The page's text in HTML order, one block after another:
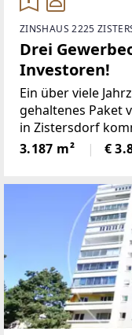
ZINSHAUS 2225
Drei
Investoren!
Ein über viele
gehaltenes Paket
in Zistersdorf
87-jährigen
zum Verkauf.
3.187 m² €